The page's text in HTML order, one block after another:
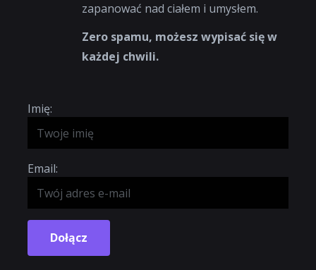
zapanować nad ciałem i umysłem.
Zero spamu, możesz wypisać się w
każdej chwili.
Imię:
Email:
Dołącz